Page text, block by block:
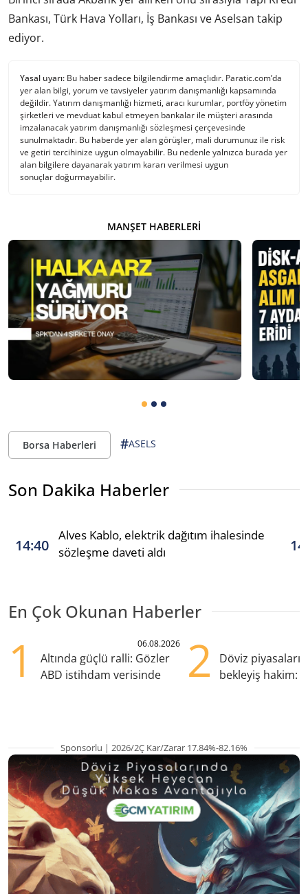
Bankası, Türk Hava Yolları, İş Bankası ve Aselsan takip
ediyor.
Yasal uyarı: Bu haber sadece bilgilendirme amaçlıdır. Paratic.com’da
yer alan bilgi, yorum ve tavsiyeler yatırım danışmanlığı kapsamında
değildir. Yatırım danışmanlığı hizmeti, aracı kurumlar, portföy yönetim
şirketleri ve mevduat kabul etmeyen bankalar ile müşteri arasında
imzalanacak yatırım danışmanlığı sözleşmesi çerçevesinde
sunulmaktadır. Bu haberde yer alan görüşler, mali durumunuz ile risk
ve getiri tercihinize uygun olmayabilir. Bu nedenle yalnızca burada yer
alan bilgilere dayanarak yatırım kararı verilmesi uygun
sonuçlar doğurmayabilir.
MANŞET HABERLERI
Borsa Haberleri #ASELS
Son Dakika Haberler
14:40
Alves Kablo, elektrik dağıtım ihalesinde
sözleşme daveti aldı
En Çok Okunan Haberler
1 06.08.2026
Altında güçlü ralli: Gözler
ABD istihdam verisinde
2
Döviz
bekleyiş hakim:
Sponsorlu | 2026/2Ç Kar/Zarar 17.84%-82.16%